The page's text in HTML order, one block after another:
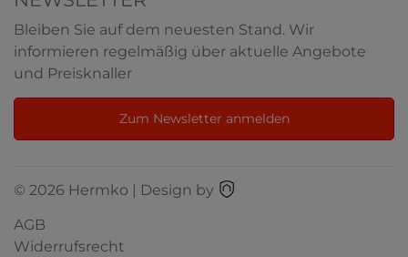
Bleiben Sie auf dem neuesten Stand. Wir
informieren regelmäßig über aktuelle Angebote
und Preisknaller
Zum Newsletter anmelden
© 2026 Hermko | Design by
AGB
Widerrufsrecht